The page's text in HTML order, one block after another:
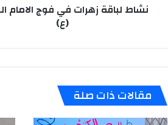
نشاط لباقة زهرات في فوج الامام
(ع)
مقالات ذات صلة